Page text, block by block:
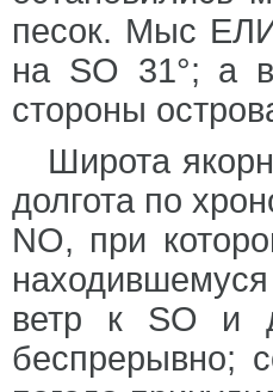
песок. Мыс
на SO 31°; а
стороны
Широта
долгота по
NO, при
ветр к SO и
беспрерывно;